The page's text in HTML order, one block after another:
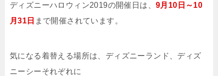
ディズニーハロウィン2019の開催日は、 9月10日～10
月31日 まで開催されています。
気になる着替える場所は、ディズニーランド、ディズ
ニーシーそれぞれに